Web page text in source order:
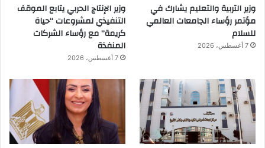
وزير التربية والتعليم يشارك في
مؤتمر رؤساء الجامعات العالمي
للسلام
7 أغسطس، 2026
وزير الإنتاج الحربي يتابع الموقف
التنفيذي لمشروعات “حياة
كريمة” مع رؤساء الشركات
المنفذة
7 أغسطس، 2026